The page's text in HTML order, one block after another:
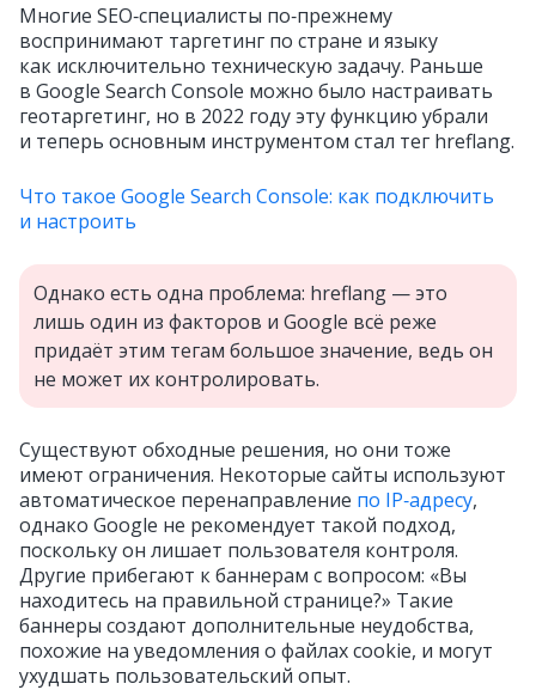
Многие SEO‑специалисты по‑прежнему
воспринимают таргетинг по стране и языку
как исключительно техническую задачу. Раньше
в Google Search Console можно было настраивать
геотаргетинг, но в 2022 году эту функцию убрали
и теперь основным инструментом стал тег hreflang.
Что такое Google Search Console: как подключить
и настроить
Однако есть одна проблема: hreflang — это
лишь один из факторов и Google всё реже
придаёт этим тегам большое значение, ведь он
не может их контролировать.
Существуют обходные решения, но они тоже
имеют ограничения. Некоторые сайты используют
автоматическое перенаправление по IP‑адресу,
однако Google не рекомендует такой подход,
поскольку он лишает пользователя контроля.
Другие прибегают к баннерам с вопросом: «Вы
находитесь на правильной странице?» Такие
баннеры создают дополнительные неудобства,
похожие на уведомления о файлах cookie, и могут
ухудшать пользовательский опыт.